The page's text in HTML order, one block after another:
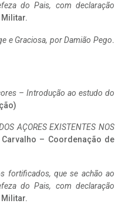
do Pais, com declaração
e Graciosa, por Damião Pego.
– Introdução ao estudo do
AÇORES EXISTENTES NOS
– Coordenação de
fortificados, que se achão ao
do Pais, com declaração